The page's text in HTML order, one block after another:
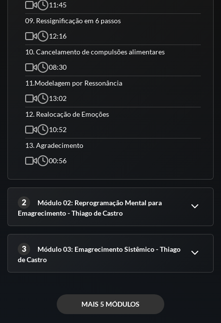
11:45
09. Ressignificação em 6 passos
12:16
10. Cancelamento de compulsões alimentares
08:30
11.Modelagem por Ressonância
13:02
12. Realocação de Emoções
10:52
13. Agradecimento
00:56
2
Módulo 02: Reprogramação Mental para
Emagrecimento - Thiago de Castro
3
Módulo 03: Emagrecimento Sistêmico - Thiago
de Castro
MAIS 5 MÓDULOS